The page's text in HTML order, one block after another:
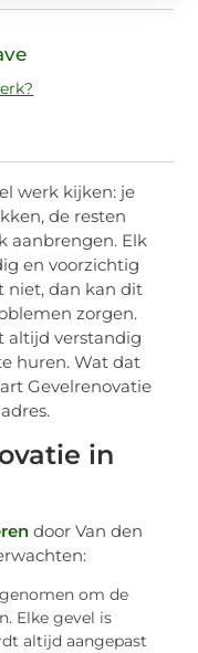
werk kijken: je
de resten
aanbrengen. Elk
en voorzichtig
niet, dan kan dit
zorgen.
altijd verstandig
huren. Wat dat
Gevelrenovatie
in
door Van den
om de
Elke gevel is
altijd aangepast